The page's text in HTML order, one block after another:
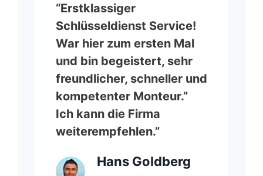
“Erstklassiger
Schlüsseldienst Service!
War hier zum ersten Mal
und bin begeistert, sehr
freundlicher, schneller und
kompetenter Monteur.”
Ich kann die Firma
weiterempfehlen.”
Hans Goldberg